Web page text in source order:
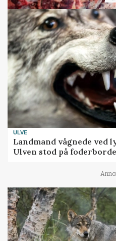
ULVE
Landmand vågnede ved
Ulven stod på